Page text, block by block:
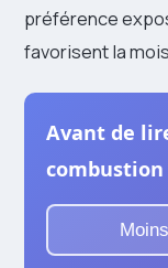
préférence
favorisent la
Avant de
combustion